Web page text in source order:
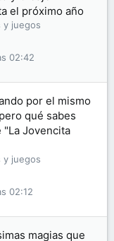
el próximo año
y juegos
02:42
por el mismo
qué sabes
Jovencita
y juegos
02:12
magias que